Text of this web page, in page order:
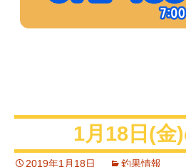
1月18日(金
2019年1月18日 釣果情報